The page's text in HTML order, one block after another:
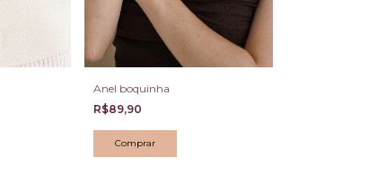
Anel boquinha
R$89,90
Comprar